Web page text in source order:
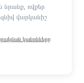
նրանք, ովքեր
վարկանիշ
կանոնները